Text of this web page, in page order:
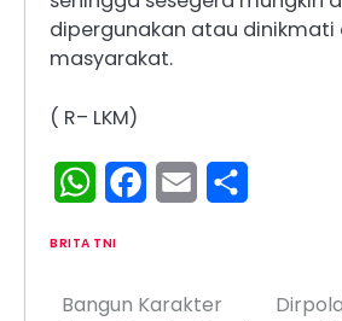
dipergunakan atau dinikmati
masyarakat.
( R– LKM)
WhatsAppFacebook
Email
BRITA TNI
Navigasi
Bangun Karakter